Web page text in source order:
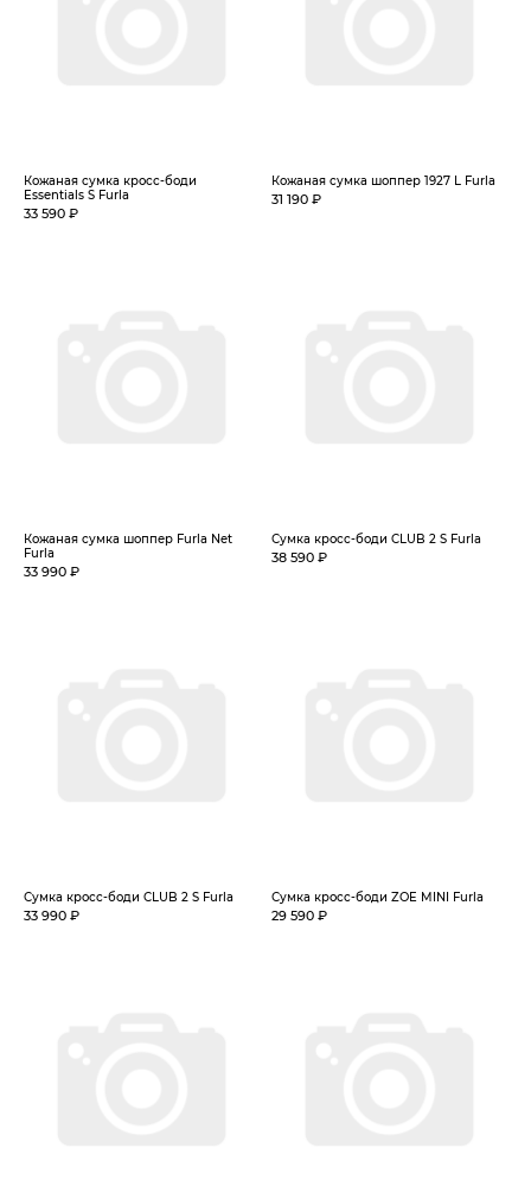
Кожаная сумка кросс-боди
Essentials S Furla
33 590 ₽
Кожаная сумка шоппер 1927 L Furla
31 190 ₽
Кожаная сумка шоппер Furla Net
Furla
33 990 ₽
Сумка кросс-боди CLUB 2 S Furla
38 590 ₽
Сумка кросс-боди CLUB 2 S Furla
33 990 ₽
Сумка кросс-боди ZOE MINI Furla
29 590 ₽